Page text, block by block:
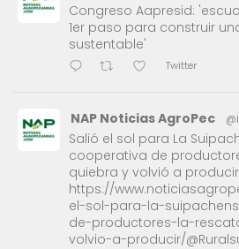
Congreso Aapresid:
1er paso para construir
sustentable'
Twitter
NAP Noticias AgroPec
Salió el sol para La
cooperativa de
quiebra y volvió a producir
https://
el-sol-para-la-
de-productores-la-
volvio-a-producir/